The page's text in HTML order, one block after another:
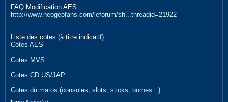
FAQ Modification AES :
http://www.neogeofans.com/leforum/sh...threadid=21922
Liste des cotes (à titre indicatif):
Cotes AES
Cotes MVS
Cotes CD US/JAP
Cotes du matos (consoles, slots, sticks, bornes...)